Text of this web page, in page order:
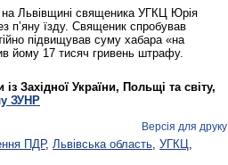
Львівщині священика УГКЦ Юрія
п’яну їзду. Священик спробував
підвищував суму хабара «на
йому 17 тисяч гривень штрафу.
Західної України, Польщі та світу,
ЗУНР
Версія для друку
ПДР, Львівська область, УГКЦ,